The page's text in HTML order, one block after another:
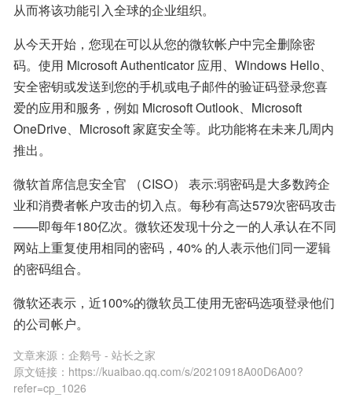
从而将该功能引入全球的企业组织。
从今天开始，您现在可以从您的微软帐户中完全删除密
码。使用 Microsoft Authenticator 应用、Windows Hello、
安全密钥或发送到您的手机或电子邮件的验证码登录您喜
爱的应用和服务，例如 Microsoft Outlook、Microsoft
OneDrive、Microsoft 家庭安全等。此功能将在未来几周内
推出。
微软首席信息安全官 （CISO） 表示:弱密码是大多数跨企
业和消费者帐户攻击的切入点。每秒有高达579次密码攻击
——即每年180亿次。微软还发现十分之一的人承认在不同
网站上重复使用相同的密码，40% 的人表示他们同一逻辑
的密码组合。
微软还表示，近100%的微软员工使用无密码选项登录他们
的公司帐户。
文章来源： 企鹅号 - 站长之家
原文链接： https://kuaibao.qq.com/s/20210918A00D6A00?
refer=cp_1026